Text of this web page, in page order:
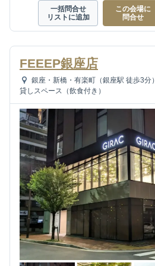
一括問合せ
リストに追加
この会場に
問合せ
FEEEP銀座店
銀座・新橋・有楽町（銀座駅 徒歩3分）
貸しスペース（飲食付き）